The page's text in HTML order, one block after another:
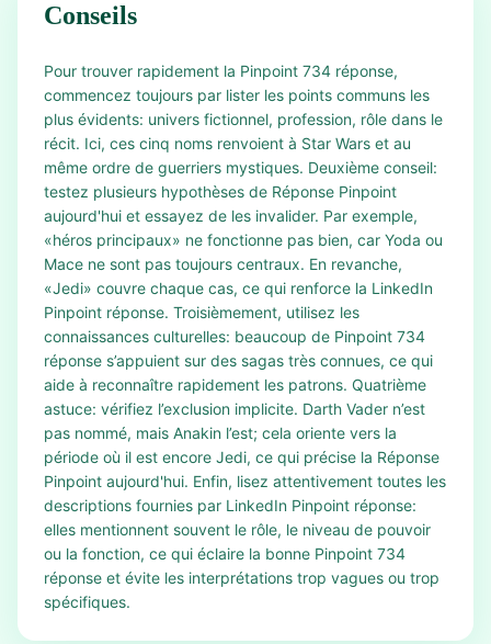
Conseils
Pour trouver rapidement la Pinpoint 734 réponse,
commencez toujours par lister les points communs les
plus évidents: univers fictionnel, profession, rôle dans le
récit. Ici, ces cinq noms renvoient à Star Wars et au
même ordre de guerriers mystiques. Deuxième conseil:
testez plusieurs hypothèses de Réponse Pinpoint
aujourd'hui et essayez de les invalider. Par exemple,
«héros principaux» ne fonctionne pas bien, car Yoda ou
Mace ne sont pas toujours centraux. En revanche,
«Jedi» couvre chaque cas, ce qui renforce la LinkedIn
Pinpoint réponse. Troisièmement, utilisez les
connaissances culturelles: beaucoup de Pinpoint 734
réponse s’appuient sur des sagas très connues, ce qui
aide à reconnaître rapidement les patrons. Quatrième
astuce: vérifiez l’exclusion implicite. Darth Vader n’est
pas nommé, mais Anakin l’est; cela oriente vers la
période où il est encore Jedi, ce qui précise la Réponse
Pinpoint aujourd'hui. Enfin, lisez attentivement toutes les
descriptions fournies par LinkedIn Pinpoint réponse:
elles mentionnent souvent le rôle, le niveau de pouvoir
ou la fonction, ce qui éclaire la bonne Pinpoint 734
réponse et évite les interprétations trop vagues ou trop
spécifiques.